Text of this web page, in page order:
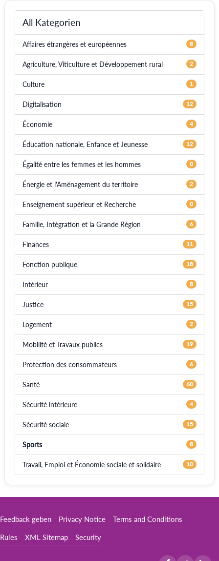
All Kategorien
Affaires étrangères et européennes 8
Agriculture, Viticulture et Développement rural 2
Culture 1
Digitalisation 12
Économie 4
Éducation nationale, Enfance et Jeunesse 12
Égalité entre les femmes et les hommes 0
Énergie et l'Aménagement du territoire 2
Enseignement supérieur et Recherche 0
Famille, Intégration et la Grande Région 6
Finances 11
Fonction publique 18
Intérieur 8
Justice 15
Logement 2
Mobilité et Travaux publics 19
Protection des consommateurs 6
Santé 60
Sécurité intérieure 4
Sécurité sociale 15
Sports 8
Travail, Emploi et Économie sociale et solidaire 10
Feedback geben Privacy Notice Terms and Conditions
Rules XML Sitemap Security